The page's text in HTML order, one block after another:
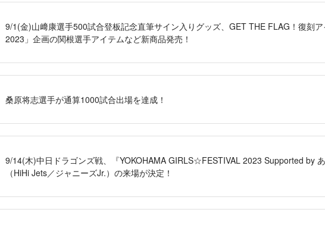
9/1(金)山﨑康選手500試合登板記念直筆サイン入りグッズ、GET THE FLAG！復刻
2023」企画の関根選手アイテムなど新商品発売！
桑原将志選手が通算1000試合出場を達成！
9/14(木)中日ドラゴンズ戦、『YOKOHAMA GIRLS☆FESTIVAL 2023 Supported by
（HiHi Jets／ジャニーズJr.）の来場が決定！